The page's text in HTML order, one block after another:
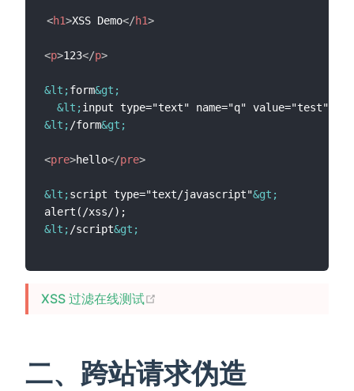
<h1>XSS Demo</h1>
<p>123</p>
&lt;form&gt;
&lt;input type="text" name="q" value="test"
&lt; /form&gt;
<pre>hello</pre>
&lt;script type="text/javascript"&gt;
&lt; /script&gt;
XSS 过滤在线测试
二、跨站请求伪造